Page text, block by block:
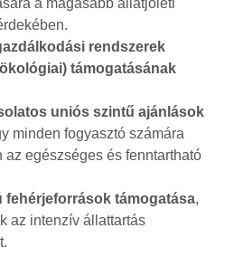
rendszerek
támogatásának
uniós szintű ajánlások
minden fogyasztó számára
az egészséges és fenntartható
fehérjeforrások támogatása,
az intenzív állattartás